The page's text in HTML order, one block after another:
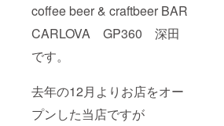
coffee beer & craftbeer BAR
CARLOVA GP360 深田
です。
去年の12月よりお店をオー
プンした当店ですが